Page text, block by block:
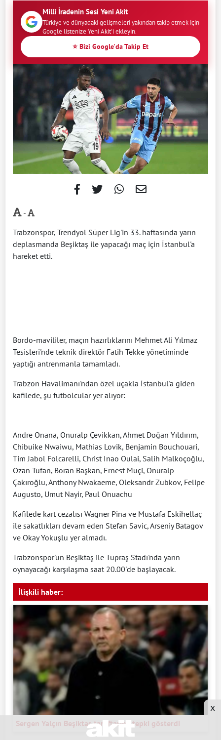
Milli İradenin Sesi Yeni Akit
Türkiye ve dünyadaki gelişmeleri yakından takip etmek için
Google listenize Yeni Akit'i ekleyin.
⭐ Bizi Google'da Takip Et
-
Trabzonspor, Trendyol Süper Lig'in 33. haftasında yarın
deplasmanda Beşiktaş ile yapacağı maç için İstanbul'a
hareket etti.
Bordo-mavililer, maçın hazırlıklarını Mehmet Ali Yılmaz
Tesisleri'nde teknik direktör Fatih Tekke yönetiminde
yaptığı antrenmanla tamamladı.
Trabzon Havalimanı'ndan özel uçakla İstanbul'a giden
kafilede, şu futbolcular yer alıyor:
Andre Onana, Onuralp Çevikkan, Ahmet Doğan Yıldırım,
Chibuike Nwaiwu, Mathias Lovik, Benjamin Bouchouari,
Tim Jabol Folcarelli, Christ Inao Oulai, Salih Malkoçoğlu,
Ozan Tufan, Boran Başkan, Ernest Muçi, Onuralp
Çakıroğlu, Anthony Nwakaeme, Oleksandr Zubkov, Felipe
Augusto, Umut Nayir, Paul Onuachu
Kafilede kart cezalısı Wagner Pina ve Mustafa Eskihellaç
ile sakatlıkları devam eden Stefan Savic, Arseniy Batagov
ve Okay Yokuşlu yer almadı.
Trabzonspor'un Beşiktaş ile Tüpraş Stadı'nda yarın
oynayacağı karşılaşma saat 20.00'de başlayacak.
İlişkili haber:
Sergen Yalçın Beşiktaş taraftarına tepki gösterdi
x